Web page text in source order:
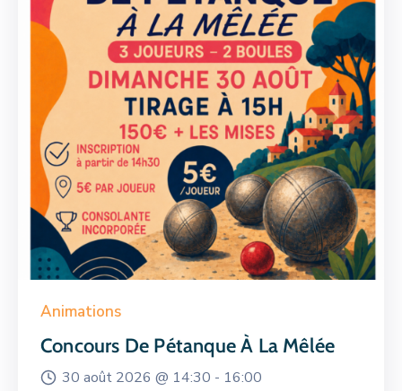
Animations
Concours De Pétanque À La Mêlée
30 août 2026 @ 14:30 - 16:00